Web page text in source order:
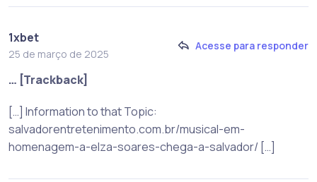
1xbet
25 de março de 2025
Acesse para responder
… [Trackback]
[…] Information to that Topic:
salvadorentretenimento.com.br/musical-em-
homenagem-a-elza-soares-chega-a-salvador/ […]